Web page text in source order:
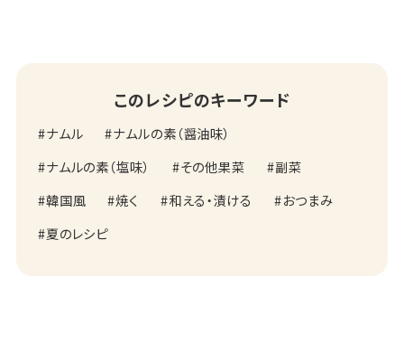
このレシピのキーワード
ナムル
ナムルの素（醤油味）
ナムルの素（塩味）
その他果菜
副菜
韓国風
焼く 和える・漬ける
おつまみ
夏のレシピ